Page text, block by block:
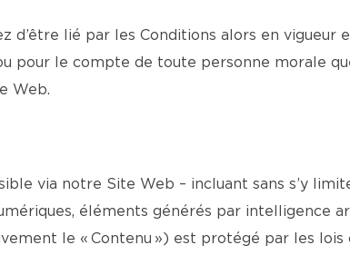
d’être lié par les Conditions alors en
pour le compte de toute personne morale
Web.
via notre Site Web – incluant sans s’y
éléments générés par intelligence
le « Contenu ») est protégé par les